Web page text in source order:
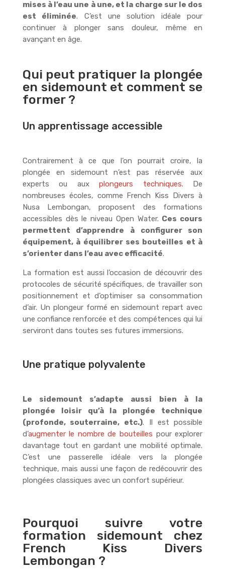
mises à l’eau une à une, et la charge sur le dos
est éliminée. C’est une solution idéale pour
continuer à plonger sans douleur, même en
avançant en âge.
Qui peut pratiquer la plongée
en sidemount et comment se
former ?
Un apprentissage accessible
Contrairement à ce que l’on pourrait croire, la
plongée en sidemount n’est pas réservée aux
experts ou auxplongeurs techniques. De
nombreuses écoles, comme French Kiss Divers à
Nusa Lembongan, proposent des formations
accessibles dès le niveau Open Water. Ces cours
permettent d’apprendre à configurer son
équipement, à équilibrer ses bouteilles et à
s’orienter dans l’eau avec efficacité.
La formation est aussi l’occasion de découvrir des
protocoles de sécurité spécifiques, de travailler son
positionnement et d’optimiser sa consommation
d’air. Un plongeur formé en sidemount repart avec
une confiance renforcée et des compétences qui lui
serviront dans toutes ses futures immersions.
Une pratique polyvalente
Le sidemount s’adapte aussi bien à la
plongée loisir qu’à la plongée technique
(profonde, souterraine, etc.). Il est possible
d’augmenter le nombre de bouteilles pour explorer
davantage tout en gardant une mobilité optimale.
C’est une passerelle idéale vers la plongée
technique, mais aussi une façon de redécouvrir des
plongées classiques avec un confort supérieur.
Pourquoi suivre votre
formation sidemount chez
French Kiss Divers
Lembongan ?